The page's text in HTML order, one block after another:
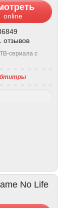
online
отзывов
сериала с
No Life